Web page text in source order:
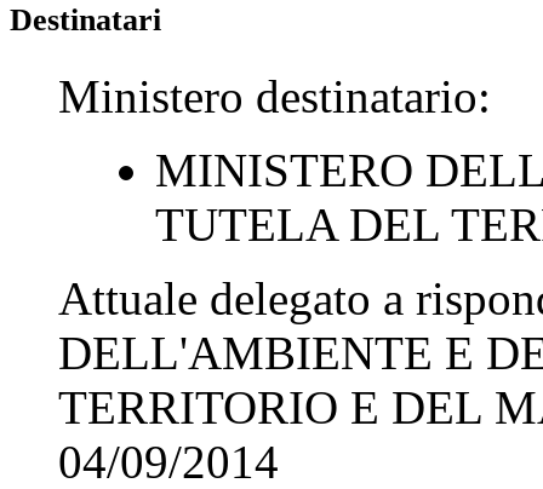
Destinatari
Ministero destinatario:
MINISTERO
TUTELA DEL
Attuale delegato a
DELL'AMBIENTE E
TERRITORIO E DEL
04/09/2014